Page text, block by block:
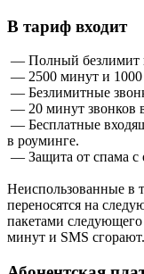
В тариф входит
— Полный безлимит
— 2500 минут и 1000
— Безлимитные
— 20 минут звонков
— Бесплатные
в роуминге.
— Защита от спама с
Неиспользованные в
переносятся на
пакетами
минут и SMS сгорают.